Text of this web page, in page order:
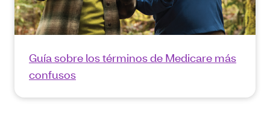
Guía sobre los términos de Medicare más
confusos